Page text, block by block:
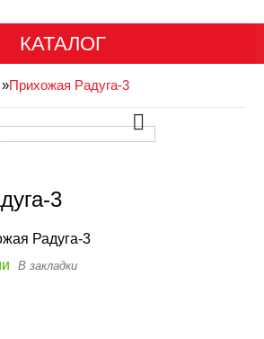
КАТАЛОГ
»Прихожая Радуга-3
3
Радуга-3